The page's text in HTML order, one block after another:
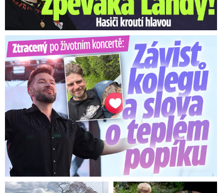
Ztracený po životním koncertě: Závist kolegů a teplý popík